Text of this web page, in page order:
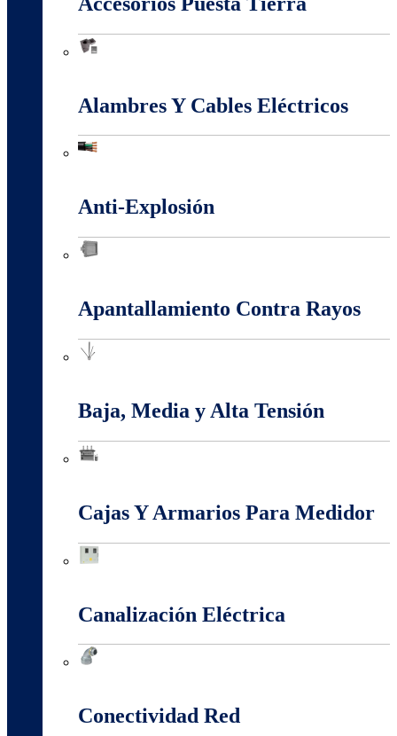
Alambres Y Cables Eléctricos
Anti-Explosión
Apantallamiento Contra Rayos
Baja, Media y Alta Tensión
Cajas Y Armarios Para Medidor
Canalización Eléctrica
Conectividad Red